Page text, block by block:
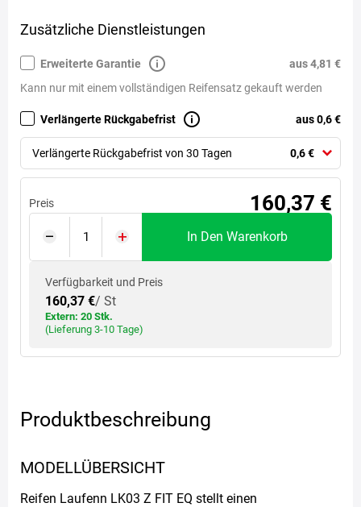
Zusätzliche Dienstleistungen
Erweiterte Garantie
Kann nur mit einem vollständigen Reifensatz gekauft werden
aus 4,81 €
Verlängerte Rückgabefrist
Verlängerte Rückgabefrist von 30 Tagen 0,6 €
aus 0,6 €
Preis 160,37 €
In Den Warenkorb
Verfügbarkeit und Preis
160,37 €/ St
Extern: 20 Stk.
(Lieferung 3-10 Tage)
Produktbeschreibung
MODELLÜBERSICHT
Reifen Laufenn LK03 Z FIT EQ stellt einen